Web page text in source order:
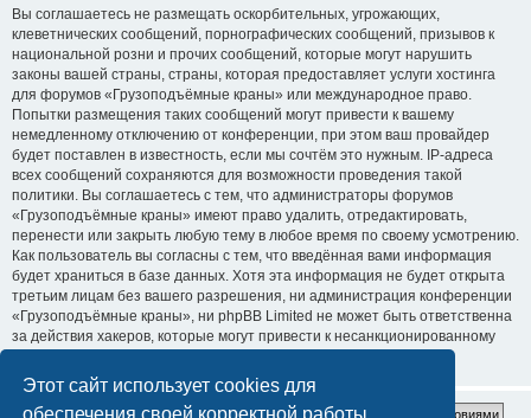
Этот сайт использует cookies для
обеспечения своей корректной работы.
Вы соглашаетесь не размещать оскорбительных, угрожающих,
клеветнических сообщений, порнографических сообщений, призывов к
национальной розни и прочих сообщений, которые могут нарушить
законы вашей страны, страны, которая предоставляет услуги хостинга
для форумов «Грузоподъёмные краны» или международное право.
Попытки размещения таких сообщений могут привести к вашему
немедленному отключению от конференции, при этом ваш провайдер
будет поставлен в известность, если мы сочтём это нужным. IP-адреса
всех сообщений сохраняются для возможности проведения такой
политики. Вы соглашаетесь с тем, что администраторы форумов
«Грузоподъёмные краны» имеют право удалить, отредактировать,
перенести или закрыть любую тему в любое время по своему усмотрению.
Как пользователь вы согласны с тем, что введённая вами информация
будет храниться в базе данных. Хотя эта информация не будет открыта
третьим лицам без вашего разрешения, ни администрация конференции
«Грузоподъёмные краны», ни phpBB Limited не может быть ответственна
за действия хакеров, которые могут привести к несанкционированному